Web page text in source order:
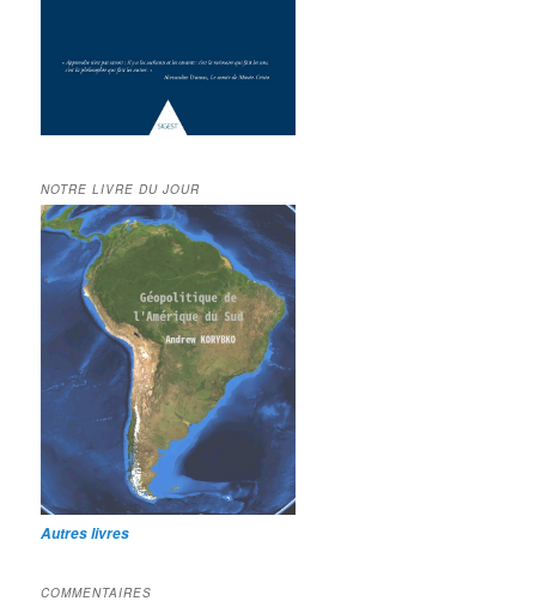
NOTRE LIVRE DU JOUR
Autres livres
COMMENTAIRES